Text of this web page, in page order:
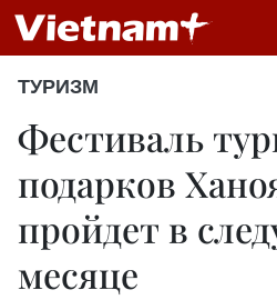
ТУРИЗМ
Фестиваль
подарков
пройдет в
месяце